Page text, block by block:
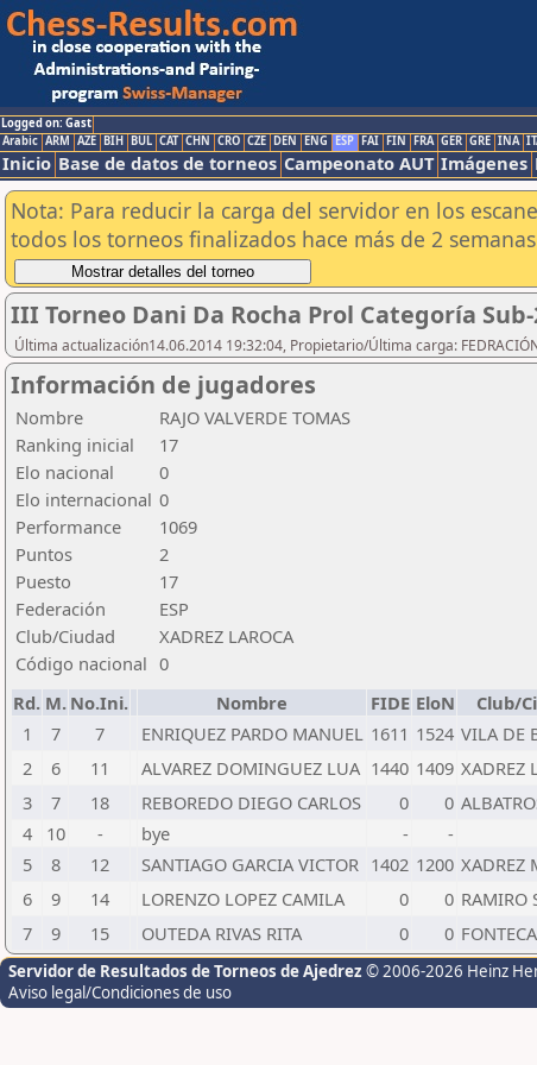
Logged on: Gast
Arabic ARM AZE BIH BUL CAT CHN CRO CZE DEN ENG ESP FAI FIN FRA GER GRE INA
Inicio Base de datos de torneos Campeonato AUT Imágenes
Nota: Para reducir la carga del servidor en los
todos los torneos finalizados hace más de 2
III Torneo Dani Da Rocha Prol Categoría
Última actualización14.06.2014 19:32:04, Propietario/Última carga: FEDRACIÓN
Información de jugadores
Nombre
RAJO VALVERDE TOMAS
Ranking inicial
17
Elo nacional
0
Elo internacional 0
Performance
1069
Puntos
2
Puesto
17
Federación
ESP
Club/Ciudad
XADREZ LAROCA
Código nacional 0
Rd. M. No.Ini. Nombre FIDE EloN Club/
1
7 7 ENRIQUEZ PARDO MANUEL 1611 1524 VILA DE
2
6 11 ALVAREZ DOMINGUEZ LUA 1440 1409 XADREZ
3
7 18 REBOREDO DIEGO CARLOS 0 0
4
10 - bye - -
5
8 12 SANTIAGO GARCIA VICTOR 1402 1200 XADREZ
6
9 14 LORENZO LOPEZ CAMILA 0 0 RAMIRO
7
9 15 OUTEDA RIVAS RITA 0 0
Servidor de Resultados de Torneos de Ajedrez © 2006-2026 Heinz
Aviso legal/Condiciones de uso